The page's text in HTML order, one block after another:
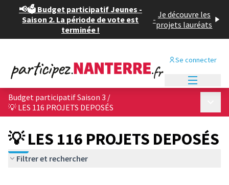
📢🗳️ Budget participatif Jeunes -
Saison 2. La période de vote est
terminée !
- Je découvre les
projets lauréats
Se connecter
Budget participatif Saison 3 /
💡 LES 116 PROJETS DEPOSÉS
💡 LES 116 PROJETS DEPOSÉS
Filtrer et rechercher